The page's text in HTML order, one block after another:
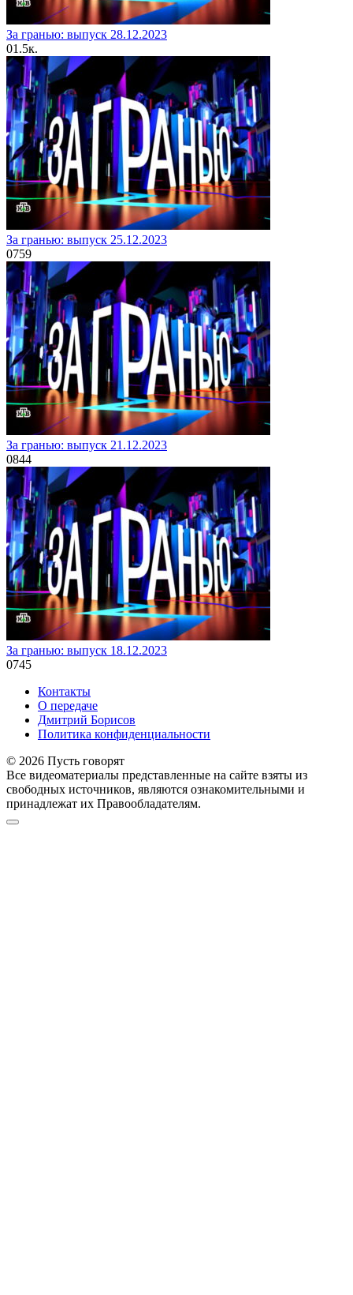
За гранью: выпуск 28.12.2023
01.5к.
За гранью: выпуск 25.12.2023
0759
За гранью: выпуск 21.12.2023
0844
За гранью: выпуск 18.12.2023
0745
Контакты
О передаче
Дмитрий Борисов
Политика конфиденциальности
© 2026 Пусть говорят
Все видеоматериалы представленные на сайте взяты из
свободных источников, являются ознакомительными и
принадлежат их Правообладателям.